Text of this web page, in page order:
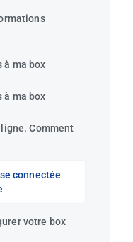
à ma box
à ma box
Comment
connectée
votre box